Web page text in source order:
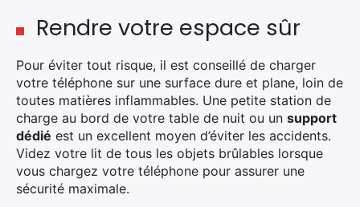
Rendre votre espace sûr
Pour éviter tout risque, il est conseillé de charger
votre téléphone sur une surface dure et plane, loin de
toutes matières inflammables. Une petite station de
charge au bord de votre table de nuit ou un support
dédié est un excellent moyen d’éviter les accidents.
Videz votre lit de tous les objets brûlables lorsque
vous chargez votre téléphone pour assurer une
sécurité maximale.